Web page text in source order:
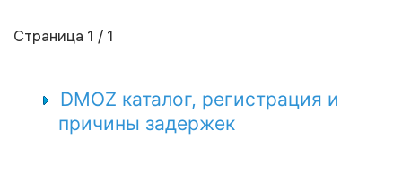
Страница 1 / 1
DMOZ каталог, регистрация и
причины задержек